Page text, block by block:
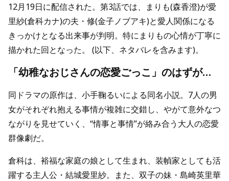
12月19日に配信された。第3話では、まりも(森香澄)が愛
里紗(倉科カナ)の夫・修(金子ノブアキ)と愛人関係になる
きっかけとなる出来事が判明。特にまりもの心情が丁寧に
描かれた回となった。 (以下、ネタバレを含みます)。
「幼稚なおじさんの恋愛ごっこ」のはずが…
同ドラマの原作は、小手鞠るいによる同名小説。7人の男
女がそれぞれ抱える事情が複雑に交錯し、やがて意外なつ
ながりを見せていく、“情事と事情”が絡み合う大人の恋愛
群像劇だ。
倉科は、裕福な家庭の娘として生まれ、装幀家としても活
躍する主人公・結城愛里紗。また、双子の妹・島崎英里華